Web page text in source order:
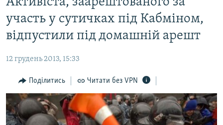
основного
матеріалу
Перейти
до
основної
навігації
Перейти
до
пошуку
ВІДЕО ТА ФОТО
БЛОГИ
ПОГЛЯД
ІНТЕРВ'Ю
ВСЕ ЗА ДЕНЬ
участь у сутичках під Кабміном,
відпустили під домашній арешт
12 грудень 2013, 15:33
Поділитись Читати без VPN